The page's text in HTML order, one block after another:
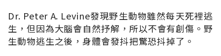
Dr. Peter A. Levine發現野生動物雖然每天死裡逃
生，但因為大腦會自然抒解，所以不會有創傷。野
生動物逃生之後，身體會發抖把驚恐抖掉了。